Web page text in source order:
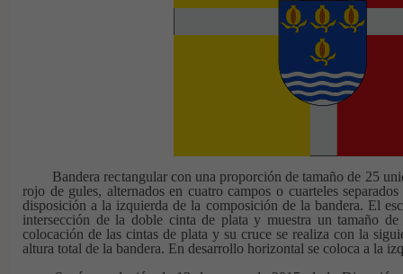
Bandera rectangular con una proporción de tamaño de 25
rojo de gules, alternados en cuatro campos o cuarteles
disposición a la izquierda de la composición de la bandera. El
intersección de la doble cinta de plata y muestra un tamaño
colocación de las cintas de plata y su cruce se realiza con la
altura total de la bandera. En desarrollo horizontal se coloca a la